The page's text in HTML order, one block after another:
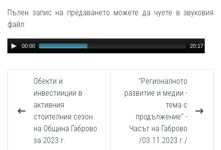
Пълен запис на предаването можете да чуете в звуковия
файл:
Audio
Player
00:00 20:17
Обекти и
инвестииции в
активния
стоителния сезон
на Община Габрово
за 2023 г.
"Регионалното
развитие и медии -
тема с
продължение" -
Часът на Габрово
/03.11.2023 г./